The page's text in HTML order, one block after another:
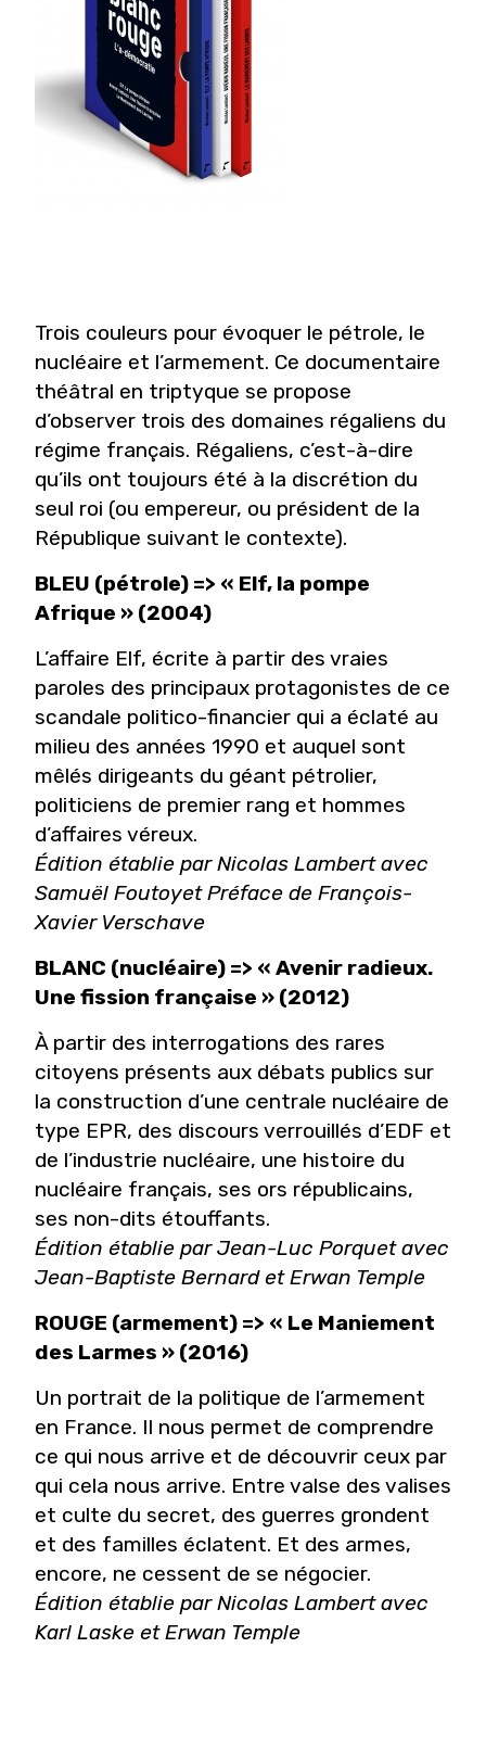
Trois couleurs pour évoquer le pétrole, le
nucléaire et l’armement. Ce documentaire
théâtral en triptyque se propose
d’observer trois des domaines régaliens du
régime français. Régaliens, c’est-à-dire
qu’ils ont toujours été à la discrétion du
seul roi (ou empereur, ou président de la
République suivant le contexte).
BLEU (pétrole) => « Elf, la pompe
Afrique » (2004)
L’affaire Elf, écrite à partir des vraies
paroles des principaux protagonistes de ce
scandale politico-financier qui a éclaté au
milieu des années 1990 et auquel sont
mêlés dirigeants du géant pétrolier,
politiciens de premier rang et hommes
d’affaires véreux.
Édition établie par Nicolas Lambert avec
Samuël Foutoyet Préface de François-
Xavier Verschave
BLANC (nucléaire) => « Avenir radieux.
Une fission française » (2012)
À partir des interrogations des rares
citoyens présents aux débats publics sur
la construction d’une centrale nucléaire de
type EPR, des discours verrouillés d’EDF et
de l’industrie nucléaire, une histoire du
nucléaire français, ses ors républicains,
ses non-dits étouffants.
Édition établie par Jean-Luc Porquet avec
Jean-Baptiste Bernard et Erwan Temple
ROUGE (armement) => « Le Maniement
des Larmes » (2016)
Un portrait de la politique de l’armement
en France. Il nous permet de comprendre
ce qui nous arrive et de découvrir ceux par
qui cela nous arrive. Entre valse des valises
et culte du secret, des guerres grondent
et des familles éclatent. Et des armes,
encore, ne cessent de se négocier.
Édition établie par Nicolas Lambert avec
Karl Laske et Erwan Temple